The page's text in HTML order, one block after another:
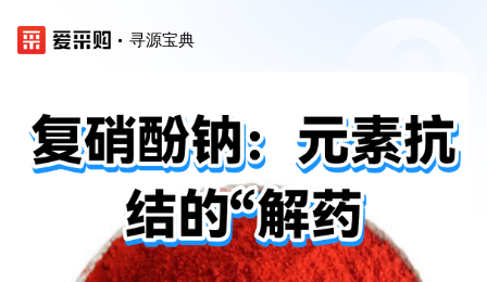
寻源宝典